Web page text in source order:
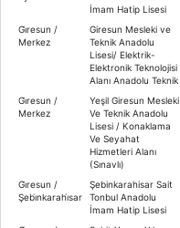
İmam Hatip Lisesi
Gi̇resun /
Merkez
Giresun Mesleki ve
Teknik Anadolu
Lisesi/ Elektrik-
Elektronik Teknolojisi
Alanı Anadolu Teknik
Gi̇resun /
Merkez
Yeşil Giresun Mesleki
Ve Teknik Anadolu
Lisesi / Konaklama
Ve Seyahat
Hizmetleri Alanı
(Sınavlı)
Gi̇resun /
Şebi̇nkarahi̇sar
Şebinkarahisar Sait
Tonbul Anadolu
İmam Hatip Lisesi